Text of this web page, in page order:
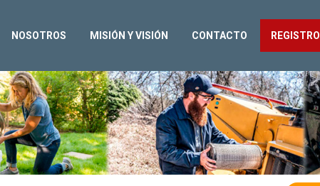
NOSOTROS MISIÓN Y VISIÓN CONTACTO REGISTRO